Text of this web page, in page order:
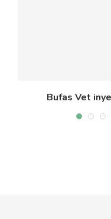
Bufas Vet